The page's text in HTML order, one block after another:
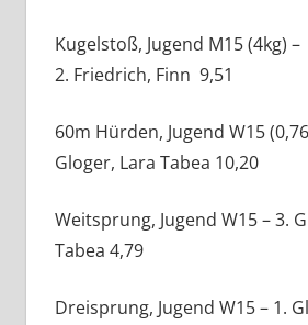
Kugelstoß, Jugend M15 (4kg) –
2. Friedrich, Finn 9,51
60m Hürden, Jugend W15
Gloger, Lara Tabea 10,20
Weitsprung, Jugend W15 – 3.
Tabea 4,79
Dreisprung, Jugend W15 – 1.